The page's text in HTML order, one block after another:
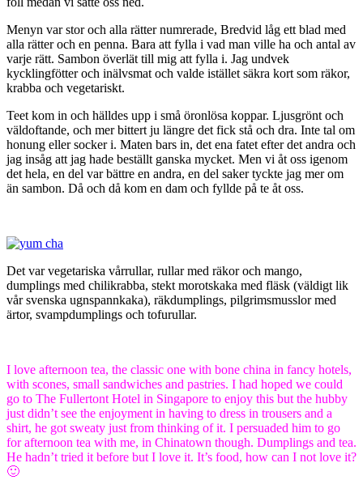
Menyn var stor och alla rätter numrerade, Bredvid låg ett blad med
alla rätter och en penna. Bara att fylla i vad man ville ha och antal av
varje rätt. Sambon överlät till mig att fylla i. Jag undvek
kycklingfötter och inälvsmat och valde istället säkra kort som räkor,
krabba och vegetariskt.
Teet kom in och hälldes upp i små öronlösa koppar. Ljusgrönt och
väldoftande, och mer bittert ju längre det fick stå och dra. Inte tal om
honung eller socker i. Maten bars in, det ena fatet efter det andra och
jag insåg att jag hade beställt ganska mycket. Men vi åt oss igenom
det hela, en del var bättre en andra, en del saker tyckte jag mer om
än sambon. Då och då kom en dam och fyllde på te åt oss.
Det var vegetariska vårrullar, rullar med räkor och mango,
dumplings med chilikrabba, stekt morotskaka med fläsk (väldigt lik
vår svenska ugnspannkaka), räkdumplings, pilgrimsmusslor med
ärtor, svampdumplings och tofurullar.
I love afternoon tea, the classic one with bone china in fancy hotels,
with scones, small sandwiches and pastries. I had hoped we could
go to The Fullertont Hotel in Singapore to enjoy this but the hubby
just didn’t see the enjoyment in having to dress in trousers and a
shirt, he got sweaty just from thinking of it. I persuaded him to go
for afternoon tea with me, in Chinatown though. Dumplings and tea.
He hadn’t tried it before but I love it. It’s food, how can I not love it?
🙂